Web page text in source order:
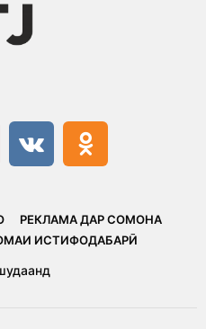
РЕКЛАМА ДАР СОМОНА
ИСТИФОДАБАРӢ